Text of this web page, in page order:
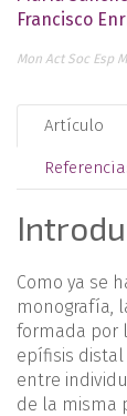
Francisco
Mon Act Soc Esp
Artículo
Como ya se
monografía,
formada por
epífisis distal
entre
de la misma